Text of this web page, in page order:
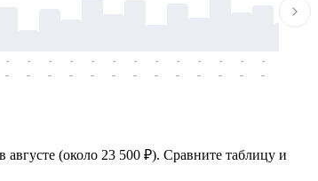
-
-
-
-
-
-
-
-
-
-
-
-
-
-
-
-
-
-
-
-
-
-
-
-
-
-
(около 23 500 ₽). Сравните таблицу и